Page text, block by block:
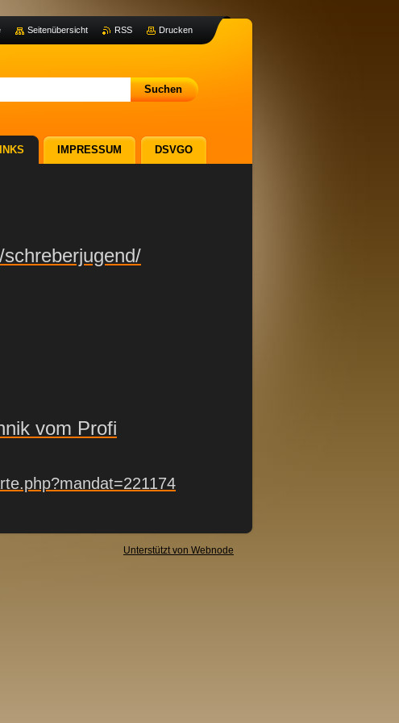
vom Profi
IMPRESSUM DSVGO
Seitenübersicht RSS Drucken
Unterstützt von Webnode